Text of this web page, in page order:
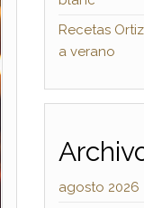
Recetas
a verano
agosto 2026